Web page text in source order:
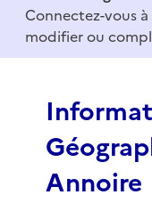
f
Connectez-vous à
modifier ou
Annoire